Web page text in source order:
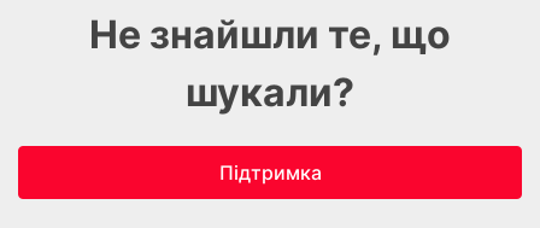
Не знайшли те, що
шукали?
Підтримка